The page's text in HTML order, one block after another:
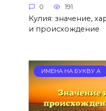
0 191
Кулия: значение,
и происхождение
ИМЕНА НА БУКВУ А